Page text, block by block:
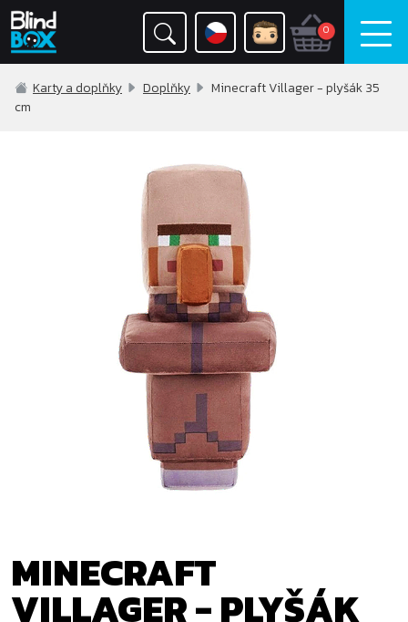
0
Karty a doplňky Doplňky
Minecraft Villager - plyšák 35
cm
MINECRAFT
VILLAGER - PLYŠÁK